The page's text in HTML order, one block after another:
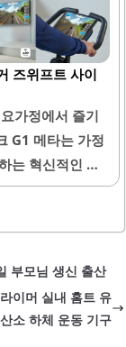
있어 운동 중 실
수 있으며, TV에
어 몰입감을 높
개인의 운동 강
도까지 다양한
면 편안하게 유
즈위프트 사이
가정에서 즐기
G1 메타는 가정
는 혁신적인 운
가능하여 실내
신속하게 이루어
직여 운동 시 편
수 있는 장점을
부모님 생신 출산
이머 실내 홈트 유
산소 하체 운동 기구